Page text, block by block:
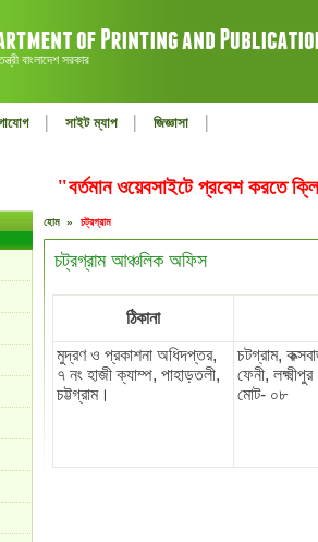
বাংলাদেশ সরকার
| সাইট ম্যাপ | জিজ্ঞাসা |
"বর্তমান ওয়েবসাইটে প্রবেশ
হোম » চট্রগ্রাম
চট্রগ্রাম আঞ্চলিক অফিস
ঠিকানা
মুদ্রণ ও প্রকাশনা অধিদপ্তর,
৭ নং হাজী ক্যাম্প, পাহাড়তলী,
চট্টগ্রাম।
চটগ্রাম,
ফেনী,
মোট- ০৮